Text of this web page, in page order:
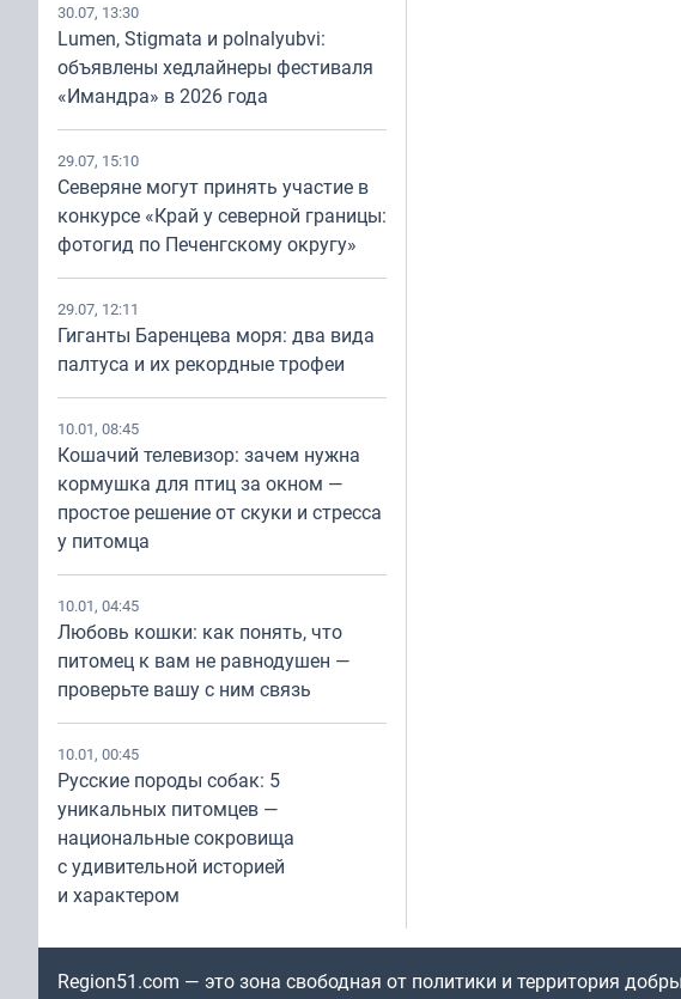
30.07, 13:30
Lumen, Stigmata и polnalyubvi:
объявлены хедлайнеры фестиваля
«Имандра» в 2026 года
29.07, 15:10
Северяне могут принять участие в
конкурсе «Край у северной границы:
фотогид по Печенгскому округу»
29.07, 12:11
Гиганты Баренцева моря: два вида
палтуса и их рекордные трофеи
10.01, 08:45
Кошачий телевизор: зачем нужна
кормушка для птиц за окном —
простое решение от скуки и стресса
у питомца
10.01, 04:45
Любовь кошки: как понять, что
питомец к вам не равнодушен —
проверьте вашу с ним связь
10.01, 00:45
Русские породы собак: 5
уникальных питомцев —
национальные сокровища
с удивительной историей
и характером
Region51.com — это зона свободная от политики и территория